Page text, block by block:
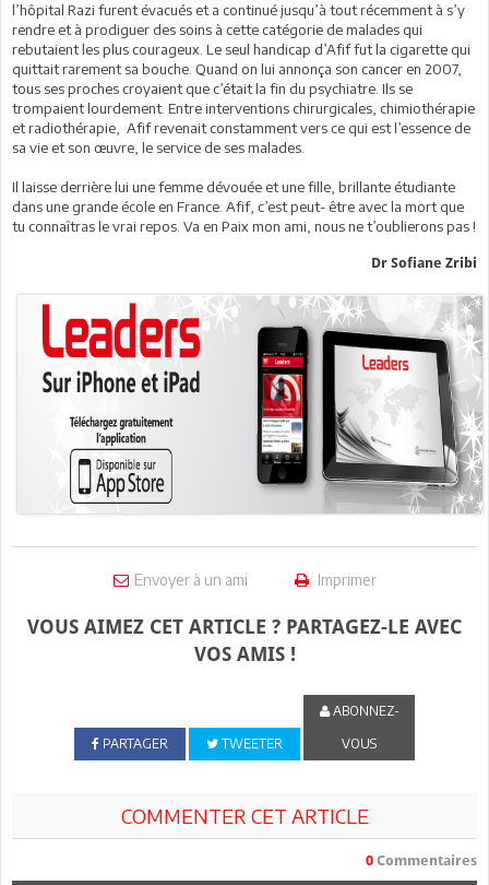
l’hôpital Razi furent évacués et a continué jusqu’à tout récemment à s’y
rendre et à prodiguer des soins à cette catégorie de malades qui
rebutaient les plus courageux. Le seul handicap d’Afif fut la cigarette qui
quittait rarement sa bouche. Quand on lui annonça son cancer en 2007,
tous ses proches croyaient que c’était la fin du psychiatre. Ils se
trompaient lourdement. Entre interventions chirurgicales, chimiothérapie
et radiothérapie, Afif revenait constamment vers ce qui est l’essence de
sa vie et son œuvre, le service de ses malades.
Il laisse derrière lui une femme dévouée et une fille, brillante étudiante
dans une grande école en France. Afif, c’est peut- être avec la mort que
tu connaîtras le vrai repos. Va en Paix mon ami, nous ne t’oublierons pas !
Dr Sofiane Zribi
Envoyer à un ami Imprimer
VOUS AIMEZ CET ARTICLE ? PARTAGEZ-LE AVEC
VOS AMIS !
PARTAGER TWEETER
ABONNEZ-
VOUS
COMMENTER CET ARTICLE
0 Commentaires